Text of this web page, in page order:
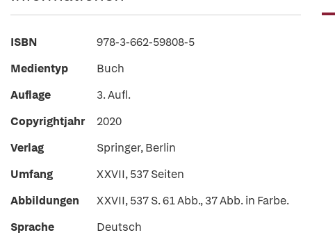
ISBN
978-3-662-59808-5
Medientyp
Buch
Auflage
3. Aufl.
Copyrightjahr
2020
Verlag
Springer, Berlin
Umfang
XXVII, 537 Seiten
Abbildungen
XXVII, 537 S. 61 Abb., 37 Abb. in Farbe.
Sprache
Deutsch